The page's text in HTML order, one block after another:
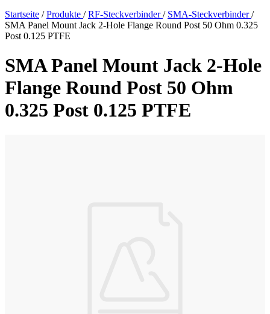
Startseite / Produkte / RF-Steckverbinder/ SMA-Steckverbinder/
SMA Panel Mount Jack 2-Hole Flange Round Post 50 Ohm 0.325
Post 0.125 PTFE
SMA Panel Mount Jack 2-Hole
Flange Round Post 50 Ohm
0.325 Post 0.125 PTFE